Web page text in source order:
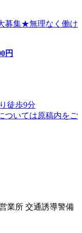
募集★無理なく働け
円
徒歩9分
ついては原稿内をご
業所 交通誘導警備